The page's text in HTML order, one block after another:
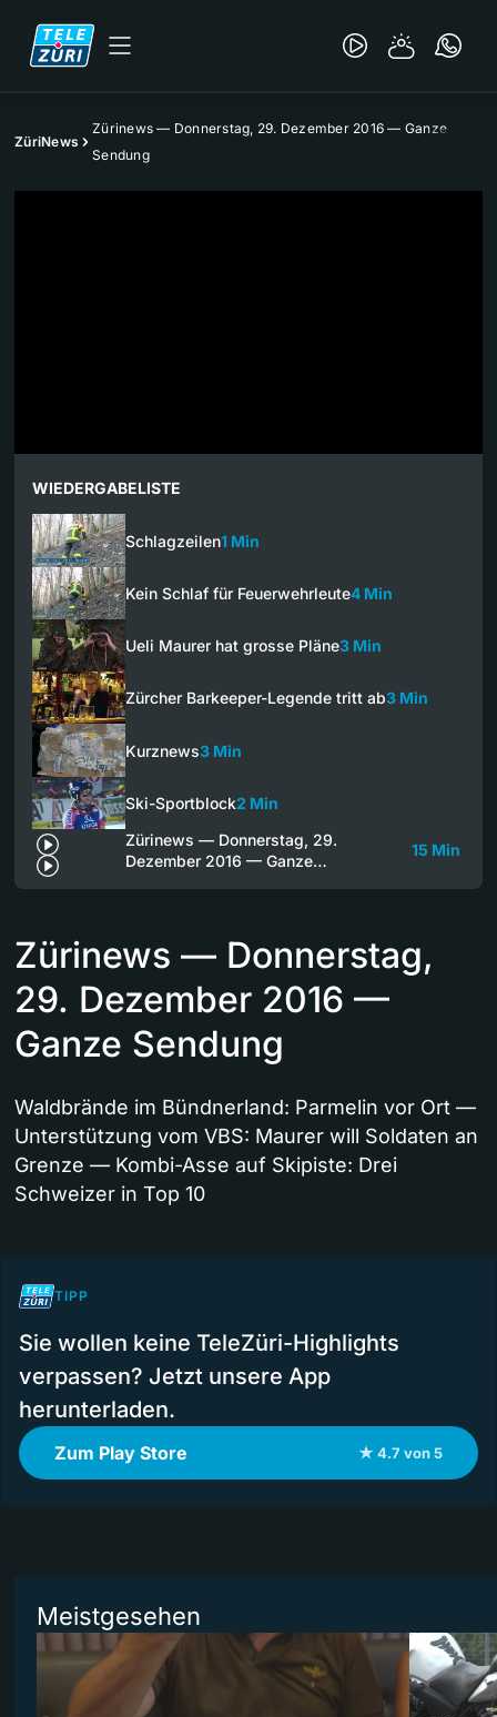
ZüriNews
Zürinews — Donnerstag, 29. Dezember 2016 — Ganze
Sendung
WIEDERGABELISTE
Schlagzeilen1 Min
Kein Schlaf für Feuerwehrleute4 Min
Ueli Maurer hat grosse Pläne3 Min
Zürcher Barkeeper-Legende tritt ab3 Min
Kurznews3 Min
Ski-Sportblock2 Min
Zürinews — Donnerstag, 29.
Dezember 2016 — Ganze…
15 Min
Zürinews — Donnerstag,
29. Dezember 2016 —
Ganze Sendung
Waldbrände im Bündnerland: Parmelin vor Ort —
Unterstützung vom VBS: Maurer will Soldaten an
Grenze — Kombi-Asse auf Skipiste: Drei
Schweizer in Top 10
TIPP
Sie wollen keine TeleZüri-Highlights
verpassen? Jetzt unsere App
herunterladen.
Zum Play Store ★ 4.7 von 5
Meistgesehen